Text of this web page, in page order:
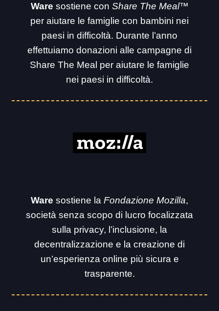
Ware sostiene con Share The Meal™
per aiutare le famiglie con bambini nei
paesi in difficoltà. Durante l’anno
effettuiamo donazioni alle campagne di
Share The Meal per aiutare le famiglie
nei paesi in difficoltà.
Ware sostiene la Fondazione Mozilla,
società senza scopo di lucro focalizzata
sulla privacy, l’inclusione, la
decentralizzazione e la creazione di
un’esperienza online più sicura e
trasparente.